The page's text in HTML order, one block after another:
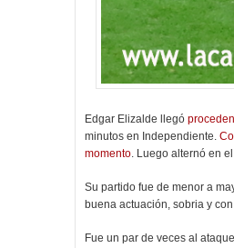
Edgar Elizalde llegó
minutos en Independiente.
momento. Luego alternó en
Su partido fue de menor a
buena actuación, sobria y
Fue un par de veces al